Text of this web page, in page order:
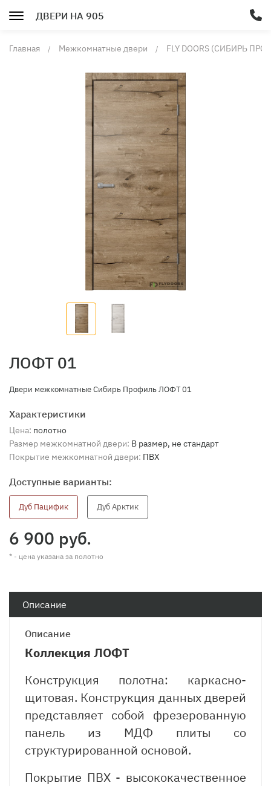
ДВЕРИ НА 905
Главная Межкомнатные двери FLY DOORS (СИБИРЬ
ЛОФТ 01
Двери межкомнатные Сибирь Профиль ЛОФТ 01
Характеристики
Цена: полотно
Размер межкомнатной двери: В размер, не стандарт
Покрытие межкомнатной двери: ПВХ
Доступные варианты:
Дуб Пацифик Дуб Арктик
6 900 руб.
* - цена указана за полотно
Описание
Описание
Коллекция ЛОФТ
Конструкция полотна: каркасно-
щитовая. Конструкция данных дверей
представляет собой фрезерованную
панель из МДФ плиты со
структурированной основой.
Покрытие ПВХ - высококачественное